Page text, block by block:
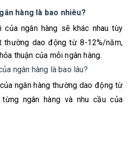
hàng là bao nhiêu?
ngân hàng sẽ khác nhau tùy
dao động từ 8-12%/năm,
thuận của mỗi ngân hàng.
ngân hàng là bao lâu?
ngân hàng thường dao động từ
ngân hàng và nhu cầu của